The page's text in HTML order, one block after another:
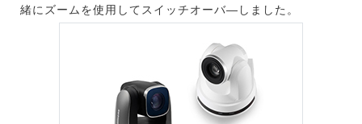
緒にズームを使用してスイッチオーバ―しました。